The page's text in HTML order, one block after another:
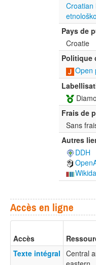
Croatian
Pays de
Croatie
Politique
Open
Frais de
Sans
Autres
DDH
Accès en ligne
Accès
Texte intégral Central